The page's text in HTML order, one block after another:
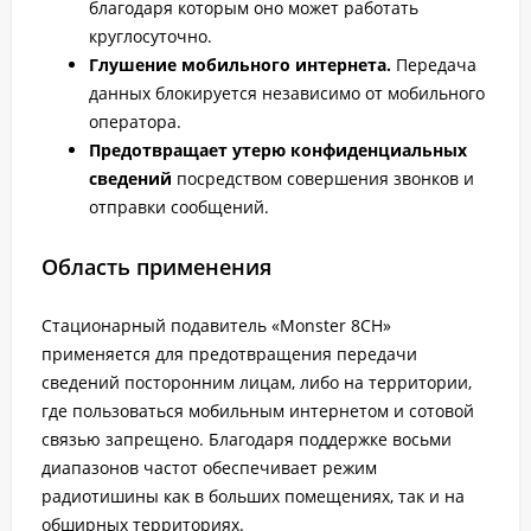
благодаря которым оно может работать
круглосуточно.
Глушение мобильного интернета. Передача
данных блокируется независимо от мобильного
оператора.
Предотвращает утерю конфиденциальных
сведений посредством совершения звонков и
отправки сообщений.
Область применения
Стационарный подавитель «Monster 8CH»
применяется для предотвращения передачи
сведений посторонним лицам, либо на территории,
где пользоваться мобильным интернетом и сотовой
связью запрещено. Благодаря поддержке восьми
диапазонов частот обеспечивает режим
радиотишины как в больших помещениях, так и на
обширных территориях.